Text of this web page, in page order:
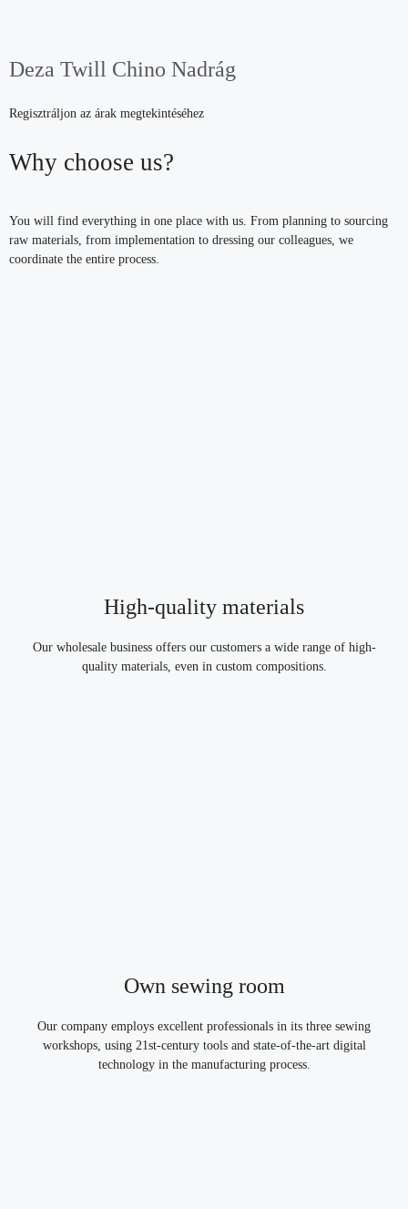
Deza Twill Chino Nadrág
Regisztráljon az árak megtekintéséhez
Why choose us?
You will find everything in one place with us. From planning to sourcing
raw materials, from implementation to dressing our colleagues, we
coordinate the entire process.
High-quality materials
Our wholesale business offers our customers a wide range of high-
quality materials, even in custom compositions.
Own sewing room
Our company employs excellent professionals in its three sewing
workshops, using 21st-century tools and state-of-the-art digital
technology in the manufacturing process.